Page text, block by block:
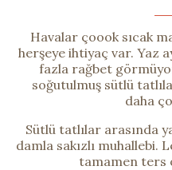
Havalar çoook sıcak
herşeye ihtiyaç var. Yaz
fazla rağbet
soğutulmuş sütlü
daha
Sütlü tatlılar arasında
damla sakızlı muhallebi.
tamamen ters